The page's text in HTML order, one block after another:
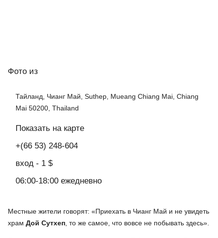
Фото из
Тайланд, Чианг Май, Suthep, Mueang Chiang Mai, Chiang
Mai 50200, Thailand
Показать на карте
+(66 53) 248-604
вход - 1 $
06:00-18:00 ежедневно
Местные жители говорят: «Приехать в Чианг Май и не увидеть
храм Дой Сутхеп, то же самое, что вовсе не побывать здесь».